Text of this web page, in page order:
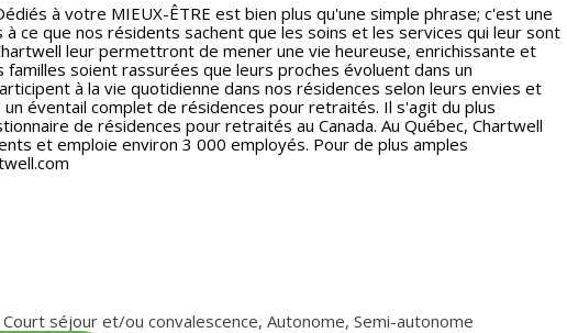
à votre MIEUX-ÊTRE est bien plus qu'une simple phrase; c'est une
ce que nos résidents sachent que les soins et les services qui leur sont
leur permettront de mener une vie heureuse, enrichissante et
familles soient rassurées que leurs proches évoluent dans un
à la vie quotidienne dans nos résidences selon leurs envies et
éventail complet de résidences pour retraités. Il s'agit du plus
de résidences pour retraités au Canada. Au Québec, Chartwell
et emploie environ 3 000 employés. Pour de plus amples
Court séjour et/ou convalescence, Autonome, Semi-autonome